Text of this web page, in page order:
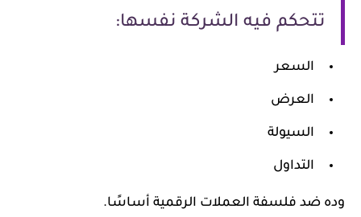
تتحكم فيه الشركة نفسها:
السعر
العرض
السيولة
التداول
وده ضد فلسفة العملات الرقمية أساسًا.